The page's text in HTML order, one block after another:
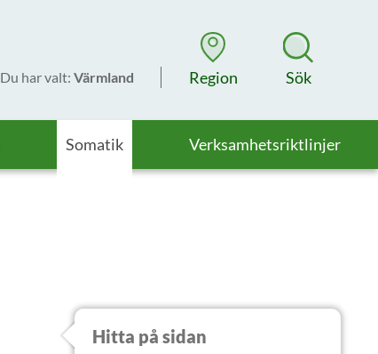
Du har valt: Värmland Region Sök
Somatik Verksamhetsriktlinjer
Hitta på sidan